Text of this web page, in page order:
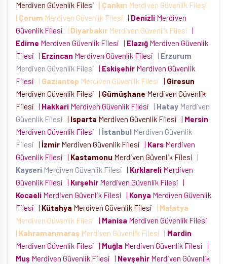
Merdiven Güvenlik Filesi
| Çankırı Merdiven Güvenlik Filesi
| Çorum Merdiven Güvenlik Filesi | Denizli Merdiven
Güvenlik Filesi
| Diyarbakır Merdiven Güvenlik Filesi |
Edirne Merdiven Güvenlik Filesi | Elazığ Merdiven Güvenlik
Filesi | Erzincan Merdiven Güvenlik Filesi | Erzurum
Merdiven Güvenlik Filesi | Eskişehir Merdiven Güvenlik
Filesi
| Gaziantep Merdiven Güvenlik Filesi | Giresun
Merdiven Güvenlik Filesi | Gümüşhane Merdiven Güvenlik
Filesi | Hakkari Merdiven Güvenlik Filesi | Hatay Merdiven
Güvenlik Filesi | Isparta Merdiven Güvenlik Filesi | Mersin
Merdiven Güvenlik Filesi
| İstanbul Merdiven Güvenlik
Filesi | İzmir Merdiven Güvenlik Filesi | Kars Merdiven
Güvenlik Filesi | Kastamonu Merdiven Güvenlik Filesi
|
Kayseri Merdiven Güvenlik Filesi | Kırklareli Merdiven
Güvenlik Filesi | Kırşehir Merdiven Güvenlik Filesi |
Kocaeli Merdiven Güvenlik Filesi | Konya Merdiven Güvenlik
Filesi | Kütahya Merdiven Güvenlik Filesi | Malatya
Merdiven Güvenlik Filesi | Manisa Merdiven Güvenlik Filesi
| Kahramanmaraş Merdiven Güvenlik Filesi | Mardin
Merdiven Güvenlik Filesi | Muğla Merdiven Güvenlik Filesi |
Muş Merdiven Güvenlik Filesi | Nevşehir Merdiven Güvenlik